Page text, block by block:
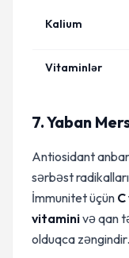
Kalium
Vitaminlər
7. Yaban
Antiosidant
sərbəst
İmmunitet üçün
vitaminivə qan
olduqca zəngindir.